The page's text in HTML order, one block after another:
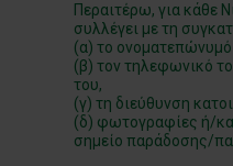
Περαιτέρω, για κάθε
συλλέγει με τη
(α) το ονοματεπώνυμό
(β) τον τηλεφωνικό
του,
(γ) τη διεύθυνση
(δ) φωτογραφίες ή/
σημείο παράδοσης/